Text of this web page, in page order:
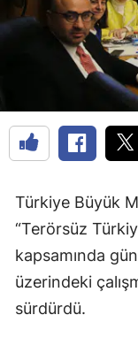
Türkiye Büyük
“Terörsüz
kapsamında
üzerindeki
sürdürdü.